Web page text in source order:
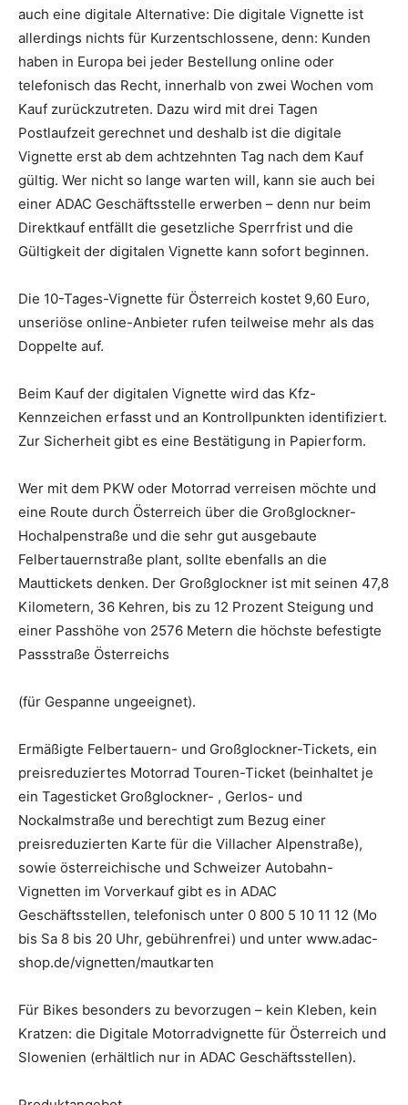
auch eine digitale Alternative: Die digitale Vignette ist
allerdings nichts für Kurzentschlossene, denn: Kunden
haben in Europa bei jeder Bestellung online oder
telefonisch das Recht, innerhalb von zwei Wochen vom
Kauf zurückzutreten. Dazu wird mit drei Tagen
Postlaufzeit gerechnet und deshalb ist die digitale
Vignette erst ab dem achtzehnten Tag nach dem Kauf
gültig. Wer nicht so lange warten will, kann sie auch bei
einer ADAC Geschäftsstelle erwerben – denn nur beim
Direktkauf entfällt die gesetzliche Sperrfrist und die
Gültigkeit der digitalen Vignette kann sofort beginnen.
Die 10-Tages-Vignette für Österreich kostet 9,60 Euro,
unseriöse online-Anbieter rufen teilweise mehr als das
Doppelte auf.
Beim Kauf der digitalen Vignette wird das Kfz-
Kennzeichen erfasst und an Kontrollpunkten identifiziert.
Zur Sicherheit gibt es eine Bestätigung in Papierform.
Wer mit dem PKW oder Motorrad verreisen möchte und
eine Route durch Österreich über die Großglockner-
Hochalpenstraße und die sehr gut ausgebaute
Felbertauernstraße plant, sollte ebenfalls an die
Mauttickets denken. Der Großglockner ist mit seinen 47,8
Kilometern, 36 Kehren, bis zu 12 Prozent Steigung und
einer Passhöhe von 2576 Metern die höchste befestigte
Passstraße Österreichs
(für Gespanne ungeeignet).
Ermäßigte Felbertauern- und Großglockner-Tickets, ein
preisreduziertes Motorrad Touren-Ticket (beinhaltet je
ein Tagesticket Großglockner- , Gerlos- und
Nockalmstraße und berechtigt zum Bezug einer
preisreduzierten Karte für die Villacher Alpenstraße),
sowie österreichische und Schweizer Autobahn-
Vignetten im Vorverkauf gibt es in ADAC
Geschäftsstellen, telefonisch unter 0 800 5 10 11 12 (Mo
bis Sa 8 bis 20 Uhr, gebührenfrei) und unter www.adac-
shop.de/vignetten/mautkarten
Für Bikes besonders zu bevorzugen – kein Kleben, kein
Kratzen: die Digitale Motorradvignette für Österreich und
Slowenien (erhältlich nur in ADAC Geschäftsstellen).